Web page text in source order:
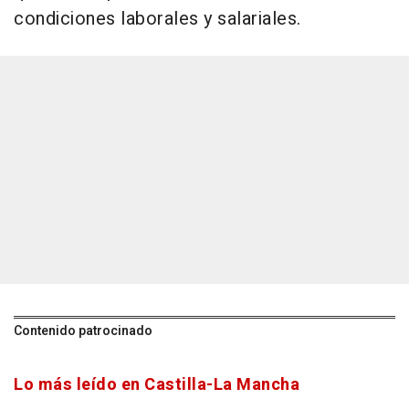
condiciones laborales y salariales.
Contenido patrocinado
Lo más leído en Castilla-La Mancha